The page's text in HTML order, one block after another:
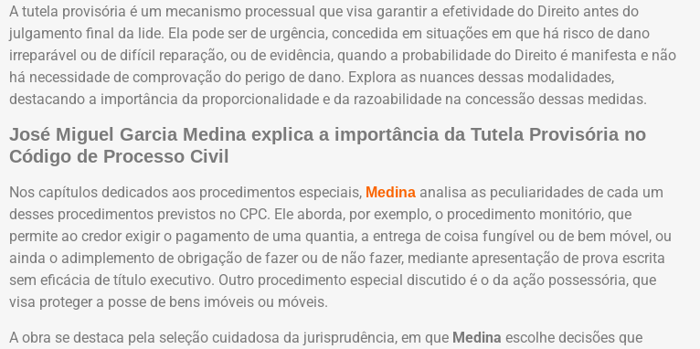
A tutela provisória é um mecanismo processual que visa garantir a efetividade do Direito antes do
julgamento final da lide. Ela pode ser de urgência, concedida em situações em que há risco de dano
irreparável ou de difícil reparação, ou de evidência, quando a probabilidade do Direito é manifesta e não
há necessidade de comprovação do perigo de dano. Explora as nuances dessas modalidades,
destacando a importância da proporcionalidade e da razoabilidade na concessão dessas medidas.
José Miguel Garcia Medina explica a importância da Tutela Provisória no
Código de Processo Civil
Nos capítulos dedicados aos procedimentos especiais, Medina analisa as peculiaridades de cada um
desses procedimentos previstos no CPC. Ele aborda, por exemplo, o procedimento monitório, que
permite ao credor exigir o pagamento de uma quantia, a entrega de coisa fungível ou de bem móvel, ou
ainda o adimplemento de obrigação de fazer ou de não fazer, mediante apresentação de prova escrita
sem eficácia de título executivo. Outro procedimento especial discutido é o da ação possessória, que
visa proteger a posse de bens imóveis ou móveis.
A obra se destaca pela seleção cuidadosa da jurisprudência, em que Medina escolhe decisões que